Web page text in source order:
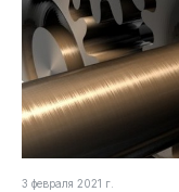
3 февраля 2021 г.